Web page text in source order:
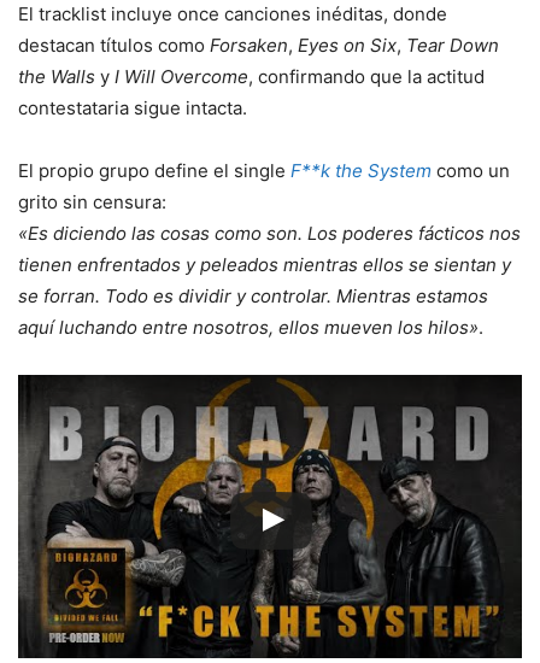
El tracklist incluye once canciones inéditas, donde
destacan títulos como Forsaken, Eyes on Six, Tear Down
the Walls y I Will Overcome, confirmando que la actitud
contestataria sigue intacta.
El propio grupo define el single F**k the System como un
grito sin censura:
«Es diciendo las cosas como son. Los poderes fácticos nos
tienen enfrentados y peleados mientras ellos se sientan y
se forran. Todo es dividir y controlar. Mientras estamos
aquí luchando entre nosotros, ellos mueven los hilos».